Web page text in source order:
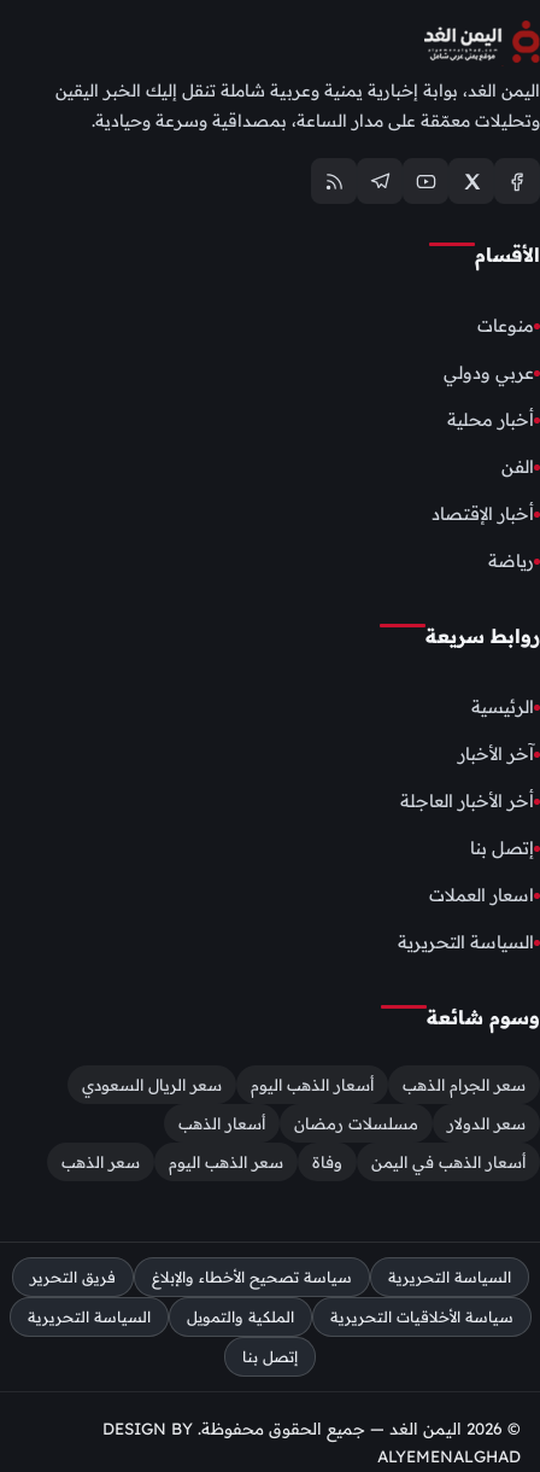
اليمن الغد، بوابة إخبارية يمنية وعربية شاملة تنقل إليك الخبر اليقين
وتحليلات معمّقة على مدار الساعة، بمصداقية وسرعة وحيادية.
الأقسام
منوعات
عربي ودولي
أخبار محلية
الفن
أخبار الإقتصاد
رياضة
روابط سريعة
الرئيسية
آخر الأخبار
أخر الأخبار العاجلة
إتصل بنا
اسعار العملات
السياسة التحريرية
وسوم شائعة
سعر الجرام الذهب أسعار الذهب اليوم
سعر الريال السعودي
سعر الدولار
مسلسلات رمضان
أسعار الذهب
أسعار الذهب في اليمن
وفاة سعر الذهب اليوم سعر الذهب
السياسة التحريرية سياسة تصحيح الأخطاء والإبلاغ فريق التحرير
سياسة الأخلاقيات التحريرية الملكية والتمويل السياسة التحريرية
إتصل بنا
© 2026 اليمن الغد — جميع الحقوق محفوظة. DESIGN BY
ALYEMENALGHAD